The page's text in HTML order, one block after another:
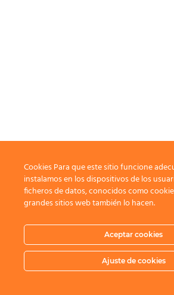
Cookies Para que este sitio funcione
instalamos en los dispositivos de los
ficheros de datos, conocidos como
grandes sitios web también lo hacen.
Aceptar cookies
Ajuste de cookies